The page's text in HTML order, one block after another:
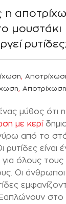
μουστάκι
,
,
μύθος ότι η
με κερί
από το
ρυτίδες είναι
για όλους τους
Οι άνθρωποι
στο